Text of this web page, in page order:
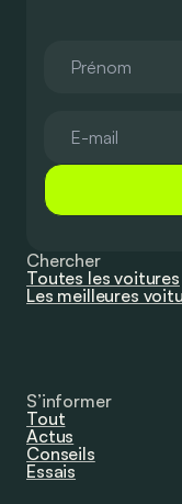
Chercher
Toutes les voitures
Les meilleures
S’informer
Tout
Actus
Conseils
Essais